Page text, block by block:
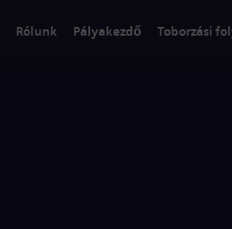
Rólunk Pályakezdő Toborzási